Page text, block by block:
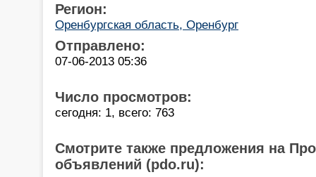
Регион:
Оренбургская область, Оренбург
Отправлено:
07-06-2013 05:36
Число просмотров:
сегодня: 1, всего: 763
Смотрите также предложения на
объявлений (pdo.ru):